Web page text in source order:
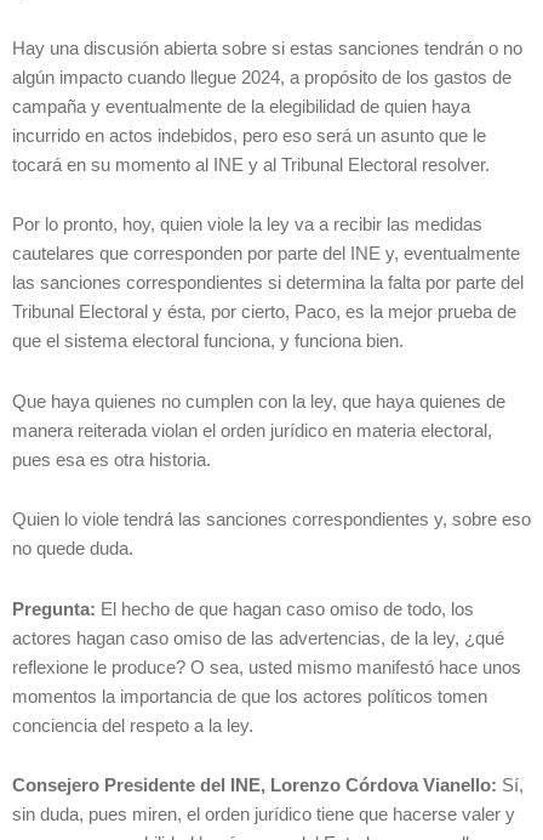
Hay una discusión abierta sobre si estas sanciones tendrán o no
algún impacto cuando llegue 2024, a propósito de los gastos de
campaña y eventualmente de la elegibilidad de quien haya
incurrido en actos indebidos, pero eso será un asunto que le
tocará en su momento al INE y al Tribunal Electoral resolver.
Por lo pronto, hoy, quien viole la ley va a recibir las medidas
cautelares que corresponden por parte del INE y, eventualmente
las sanciones correspondientes si determina la falta por parte del
Tribunal Electoral y ésta, por cierto, Paco, es la mejor prueba de
que el sistema electoral funciona, y funciona bien.
Que haya quienes no cumplen con la ley, que haya quienes de
manera reiterada violan el orden jurídico en materia electoral,
pues esa es otra historia.
Quien lo viole tendrá las sanciones correspondientes y, sobre eso
no quede duda.
Pregunta: El hecho de que hagan caso omiso de todo, los
actores hagan caso omiso de las advertencias, de la ley, ¿qué
reflexione le produce? O sea, usted mismo manifestó hace unos
momentos la importancia de que los actores políticos tomen
conciencia del respeto a la ley.
Consejero Presidente del INE, Lorenzo Córdova Vianello: Sí,
sin duda, pues miren, el orden jurídico tiene que hacerse valer y